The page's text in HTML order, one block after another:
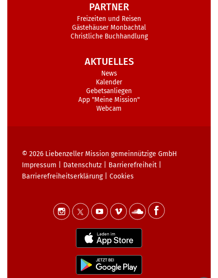
PARTNER
Freizeiten und Reisen
Gästehäuser Monbachtal
Christliche Buchhandlung
AKTUELLES
News
Kalender
Gebetsanliegen
App "Meine Mission"
Webcam
© 2026 Liebenzeller Mission gemeinnützige GmbH
Impressum
Datenschutz Barrierefreiheit
Barrierefreiheits­erklärung| Cookies